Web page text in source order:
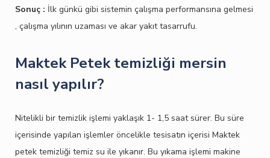
Sonuç : İlk günkü gibi sistemin çalışma performansına gelmesi
, çalışma yılının uzaması ve akar yakıt tasarrufu.
Maktek Petek temizliği mersin
nasıl yapılır?
Nitelikli bir temizlik işlemi yaklaşık 1- 1,5 saat sürer. Bu süre
içerisinde yapılan işlemler öncelikle tesisatın içerisi Maktek
petek temizliği temiz su ile yıkanır. Bu yıkama işlemi makine